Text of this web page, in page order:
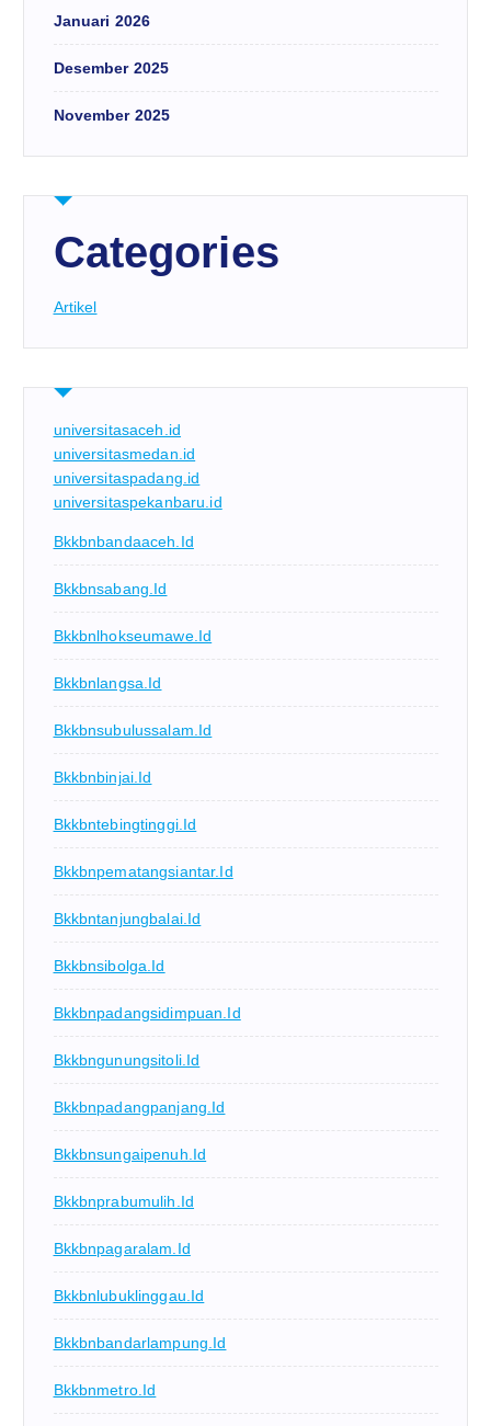
Januari 2026
Desember 2025
November 2025
Categories
Artikel
universitasaceh.id
universitasmedan.id
universitaspadang.id
universitaspekanbaru.id
Bkkbnbandaaceh.id
Bkkbnsabang.id
Bkkbnlhokseumawe.id
Bkkbnlangsa.id
Bkkbnsubulussalam.id
Bkkbnbinjai.id
Bkkbntebingtinggi.id
Bkkbnpematangsiantar.id
Bkkbntanjungbalai.id
Bkkbnsibolga.id
Bkkbnpadangsidimpuan.id
Bkkbngunungsitoli.id
Bkkbnpadangpanjang.id
Bkkbnsungaipenuh.id
Bkkbnprabumulih.id
Bkkbnpagaralam.id
Bkkbnlubuklinggau.id
Bkkbnbandarlampung.id
Bkkbnmetro.id